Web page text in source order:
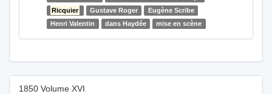
Ricquier
Gustave Roger
Eugène Scribe
Henri Valentin
dans Haydée mise en scène
1850 Volume XVI